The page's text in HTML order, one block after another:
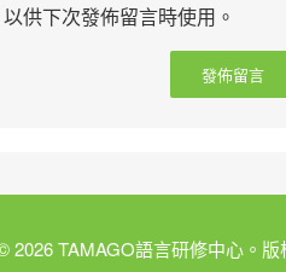
供下次發佈留言時使用。
2026 TAMAGO語言研修中心。版